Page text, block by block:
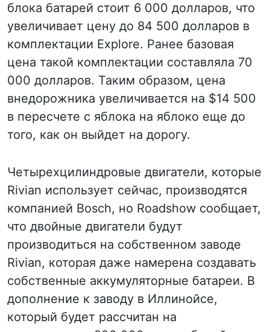
блока батарей стоит 6 000 долларов, что
увеличивает цену до 84 500 долларов в
комплектации Explore. Ранее базовая
цена такой комплектации составляла 70
000 долларов. Таким образом, цена
внедорожника увеличивается на $14 500
в пересчете с яблока на яблоко еще до
того, как он выйдет на дорогу.
Четырехцилиндровые двигатели, которые
Rivian использует сейчас, производятся
компанией Bosch, но Roadshow сообщает,
что двойные двигатели будут
производиться на собственном заводе
Rivian, которая даже намерена создавать
собственные аккумуляторные батареи. В
дополнение к заводу в Иллинойсе,
который будет рассчитан на